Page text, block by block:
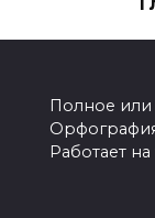
Полное или
Работает на